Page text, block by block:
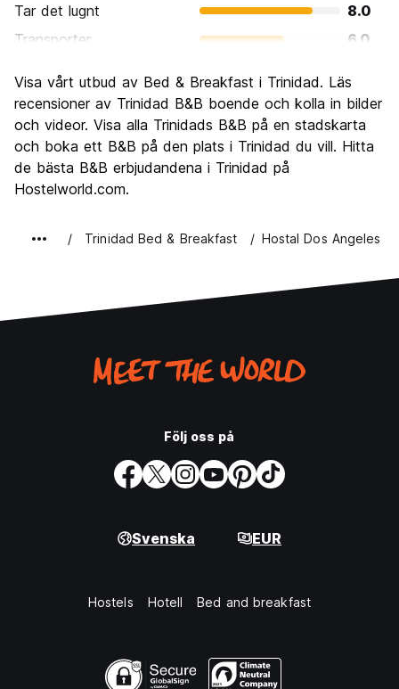
Tar det lugnt
8.0
Transporter
6.0
Kultur
8.0
Festa
5.3
Värde för pengarna
8.0
Visa vårt utbud av Bed & Breakfast i Trinidad. Läs
recensioner av Trinidad B&B boende och kolla in bilder
och videor. Visa alla Trinidads B&B på en stadskarta
och boka ett B&B på den plats i Trinidad du vill. Hitta
de bästa B&B erbjudandena i Trinidad på
Hostelworld.com.
Trinidad Bed & Breakfast Hostal Dos Angeles
Följ oss på
Svenska EUR
Hostels Hotell Bed and breakfast